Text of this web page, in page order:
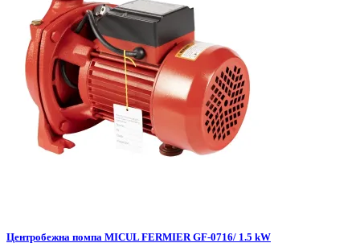
Центробежна помпа MICUL FERMIER GF-0716/ 1.5 kW